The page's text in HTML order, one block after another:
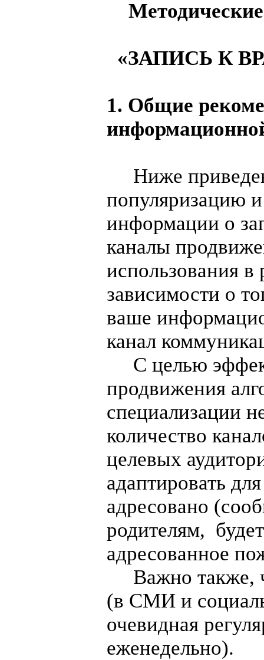
«ЗАПИСЬ К
1. Общие
Ниже
популяризацию
информации о
каналы
использования
зависимости о
ваше
канал
С целью
продвижения
специализации
количество
целевых
адаптировать
адресовано
родителям,
адресованное
Важно также,
(в СМИ и
очевидная
еженедельно).